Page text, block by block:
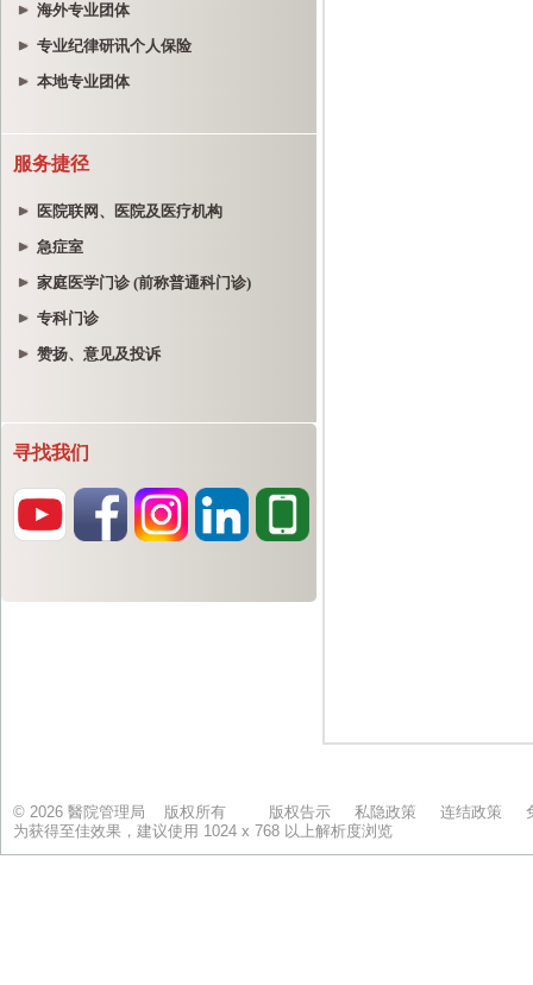
海外专业团体
专业纪律研讯个人保险
本地专业团体
服务捷径
医院联网、医院及医疗机构
急症室
家庭医学门诊 (前称普通科门诊)
专科门诊
赞扬、意见及投诉
寻找我们
© 2026 醫院管理局 版权所有 版权告示 私隐政策 连结政策
为获得至佳效果，建议使用 1024 x 768 以上解析度浏览